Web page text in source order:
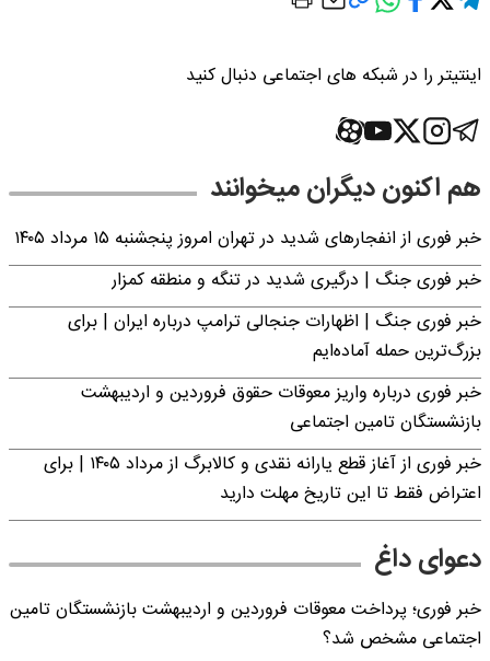
اینتیتر را در شبکه های اجتماعی دنبال کنید
هم اکنون دیگران میخوانند
خبر فوری از انفجارهای شدید در تهران امروز پنجشنبه ۱۵ مرداد ۱۴۰۵
خبر فوری جنگ | درگیری شدید در تنگه و منطقه کمزار
خبر فوری جنگ | اظهارات جنجالی ترامپ درباره ایران | برای
بزرگ‌ترین حمله آماده‌ایم
خبر فوری درباره واریز معوقات حقوق فروردین و اردیبهشت
بازنشستگان تامین اجتماعی
خبر فوری از آغاز قطع یارانه نقدی و کالابرگ از مرداد ۱۴۰۵ | برای
اعتراض فقط تا این تاریخ مهلت دارید
دعوای داغ
خبر فوری؛ پرداخت معوقات فروردین و اردیبهشت بازنشستگان تامین
اجتماعی مشخص شد؟